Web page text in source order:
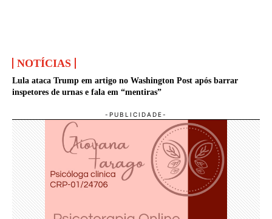
NOTÍCIAS
Lula ataca Trump em artigo no Washington Post após barrar
inspetores de urnas e fala em “mentiras”